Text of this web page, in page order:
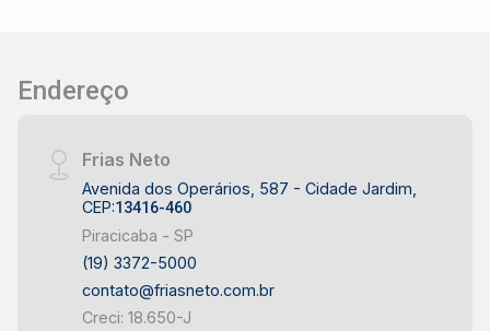
Endereço
Frias Neto
Avenida dos Operários, 587 - Cidade Jardim,
CEP:13416-460
Piracicaba - SP
(19) 3372-5000
contato@friasneto.com.br
Creci: 18.650-J